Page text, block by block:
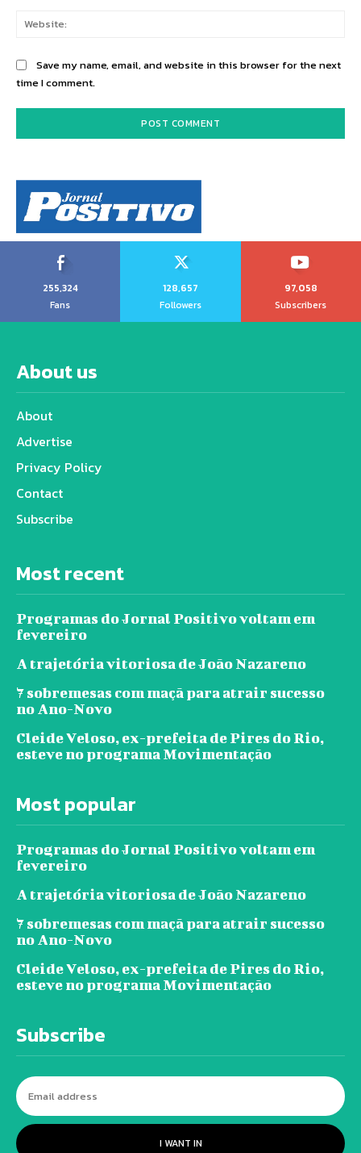
Save my name, email, and website in this browser for the next
time I comment.
255,324
Fans
128,657
Followers
97,058
Subscribers
About us
About
Advertise
Privacy Policy
Contact
Subscribe
Most recent
Programas do Jornal Positivo voltam em
fevereiro
A trajetória vitoriosa de João Nazareno
7 sobremesas com maçã para atrair sucesso
no Ano-Novo
Cleide Veloso, ex-prefeita de Pires do Rio,
esteve no programa Movimentação
Most popular
Programas do Jornal Positivo voltam em
fevereiro
A trajetória vitoriosa de João Nazareno
7 sobremesas com maçã para atrair sucesso
no Ano-Novo
Cleide Veloso, ex-prefeita de Pires do Rio,
esteve no programa Movimentação
Subscribe
I WANT IN